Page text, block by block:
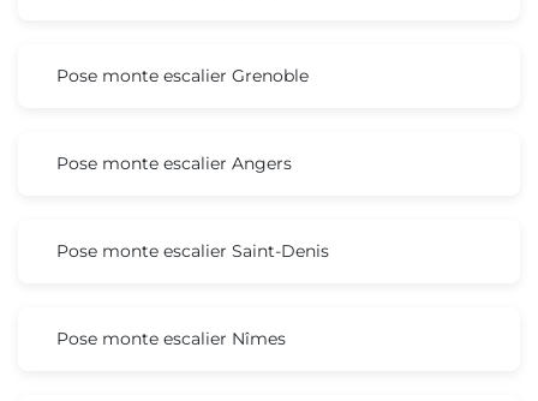
Pose monte escalier Grenoble
Pose monte escalier Angers
Pose monte escalier Saint-Denis
Pose monte escalier Nîmes